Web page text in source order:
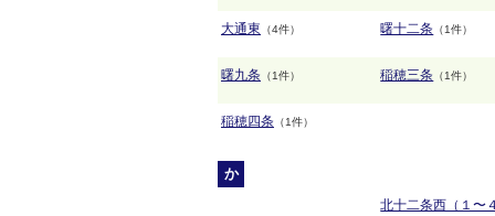
大通東 （4件） 曙十二条 （1件）
曙九条 （1件） 稲穂三条 （1件）
稲穂四条 （1件）
か
北十二条西（１〜